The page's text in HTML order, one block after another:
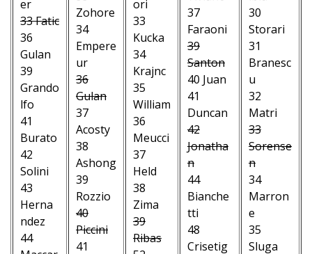
er
33 Fatic
36
Gulan
39
Grando
lfo
41
Burato
42
Solini
43
Herna
ndez
44
Zohore
34
Empere
ur
36
Gulan
37
Acosty
38
Ashong
39
Rozzio
40
Piccini
41
ori
33
Kucka
34
Krajnc
35
William
36
Meucci
37
Held
38
Zima
39
Ribas
37
Faraoni
39
Santon
40 Juan
41
Duncan
42
Jonatha
n
44
Bianche
tti
48
Crisetig
30
Storari
31
Branesc
u
32
Matri
33
Sorense
n
34
Marron
e
35
Sluga